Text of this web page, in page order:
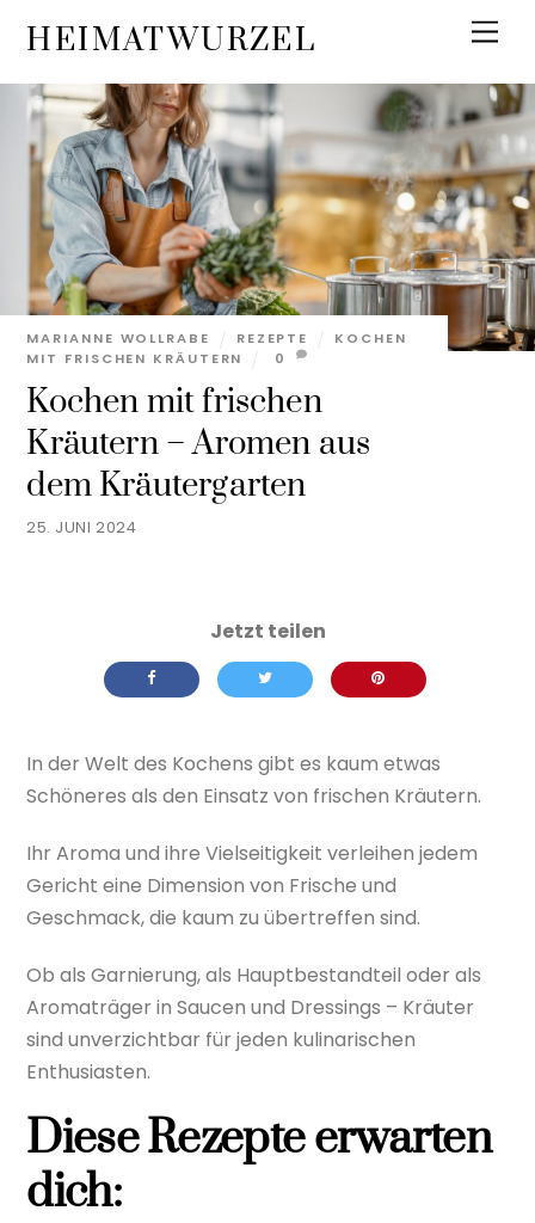
content
HEIMATWURZEL
25. JUNI 2024
Kochen mit frischen
Kräutern – Aromen aus
dem Kräutergarten
MARIANNE WOLLRABE REZEPTE
KOCHEN
MIT FRISCHEN KRÄUTERN
0
In der Welt des Kochens gibt es kaum etwas
Schöneres als den Einsatz von frischen Kräutern.
Ihr Aroma und ihre Vielseitigkeit verleihen jedem
Gericht eine Dimension von Frische und
Geschmack, die kaum zu übertreffen sind.
Ob als Garnierung, als Hauptbestandteil oder als
Aromaträger in Saucen und Dressings – Kräuter
sind unverzichtbar für jeden kulinarischen
Enthusiasten.
Diese Rezepte erwarten
dich: